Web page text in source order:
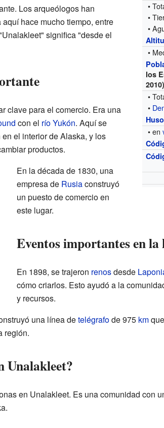
•
•
•
•
los
2010)
•
•
• en
Los arqueólogos han
hace mucho tiempo, entre
significa "desde el
clave para el comercio. Era una
con el río Yukón. Aquí se
el interior de Alaska, y los
productos.
En la década de 1830, una
empresa de Rusiaconstruyó
un puesto de comercio en
este lugar.
Eventos importantes en
En 1898, se trajeron renosdesde
cómo criarlos. Esto ayudó a la
y recursos.
una línea detelégrafode 975 km
región.
Unalakleet?
en Unalakleet. Es una comunidad con